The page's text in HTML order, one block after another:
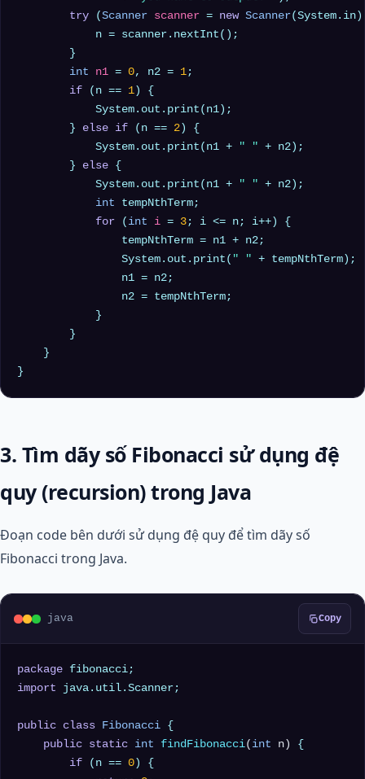
try ( Scanner scanner = new Scanner
            n = scanner.nextInt();
        }
int
n1 = 0, n2 = 1;
if (n == 1 ) {
            System.out.print(n1);
        }
else if (n == 2 ) {
            System.out.print(n1 +
" " + n2);
        }
else {
            System.out.print(n1 +
" " + n2);
int tempNthTerm;
for ( int i = 3; i <= n; i++) {
                tempNthTerm = n1 + n2;
                System.out.print(
" " + tempNthTerm);
                n1 = n2;
                n2 = tempNthTerm;
            }
        }
    }
3. Tìm dãy số Fibonacci sử dụng đệ
quy (recursion) trong Java
Đoạn code bên dưới sử dụng đệ quy để tìm dãy số
Fibonacci trong Java.
java Copy
package
import java.util.Scanner;
public class Fibonacci {
public static int findFibonacci( int n)
{
if (n == 0 ) {